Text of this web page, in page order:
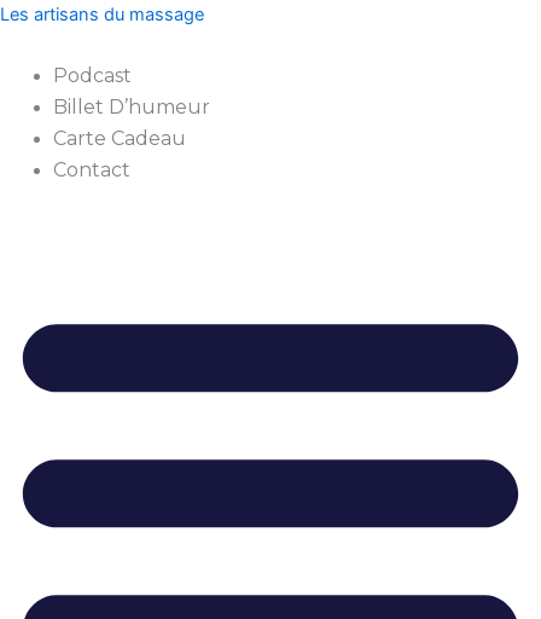
Aller
contenu
Les artisans du massage
Podcast
Billet D’humeur
Carte Cadeau
Contact
quantité
Massage
Artisanal